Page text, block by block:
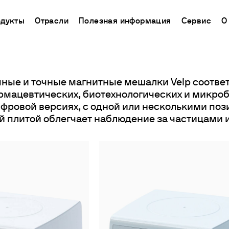
химического синтеза
мешалки
мешалки с подогревом
анализаторы и датчики для
Отрасли
Определение азота/белка
Определение углерода
Экстракторы жира
Полезная информация
Метод Кьельдаля
Международные стандарты
Сервис
СВОЙ
ПОМОЩЬ
Облачная платформа
Ermes
Подключаемые продукты
О
中国
и точные магнитные мешалки Velp
биотехнологических и
версиях, с одной или несколькими
плитой облегчает наблюдение за частицами